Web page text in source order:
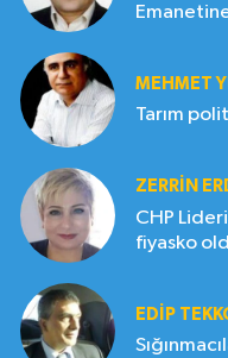
MEHMET
Tarım
ZERRIN
CHP
fiyasko
EDIP